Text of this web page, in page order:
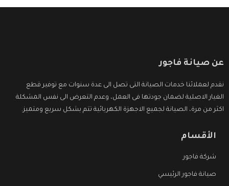
عن صيانة فاجور
نقدم لعملائنا خدمات الصيانة التى تصل الى عدة سنوات مع توفير قطع
الغيار الاصلية لضمان جودتها فى العمل، وعدم التعرض الى نفس المشكلة
اكثر من مرة، الصيانة لجميع الاجهزة الكهربائية تتم بشكل سريع ومتميز.
الأقسام
شركة فاجور
صيانة فاجور الرئيسي